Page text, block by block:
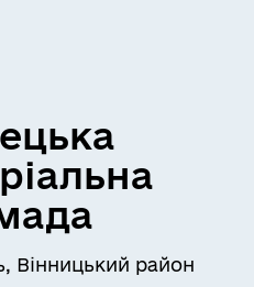
Вінницький район